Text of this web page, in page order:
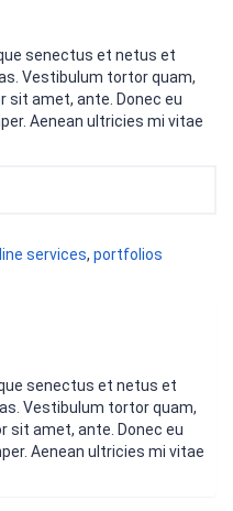
senectus et netus et
Vestibulum tortor quam,
sit amet, ante. Donec eu
Aenean ultricies mi vitae
services, portfolios
senectus et netus et
Vestibulum tortor quam,
sit amet, ante. Donec eu
Aenean ultricies mi vitae